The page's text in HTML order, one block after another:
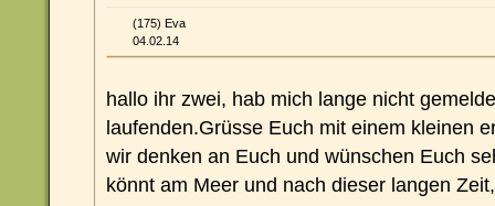
(175) Eva
04.02.14
hallo ihr zwei, hab mich lange nicht
laufenden.Grüsse Euch mit einem kleinen
wir denken an Euch und wünschen Euch
könnt am Meer und nach dieser langen